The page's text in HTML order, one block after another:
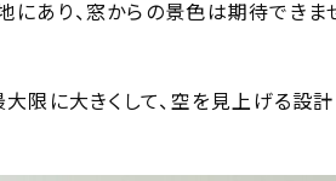
あり、窓からの景色は期待できま
限に大きくして、空を見上げる設計